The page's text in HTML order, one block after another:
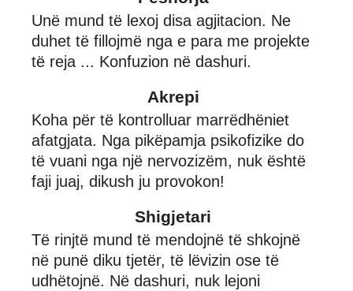
Unë mund të lexoj disa agjitacion. Ne
duhet të fillojmë nga e para me projekte
të reja ... Konfuzion në dashuri.
Akrepi
Koha për të kontrolluar marrëdhëniet
afatgjata. Nga pikëpamja psikofizike do
të vuani nga një nervozizëm, nuk është
faji juaj, dikush ju provokon!
Shigjetari
Të rinjtë mund të mendojnë të shkojnë
në punë diku tjetër, të lëvizin ose të
udhëtojnë. Në dashuri, nuk lejoni